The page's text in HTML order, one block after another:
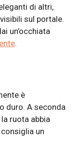
di altri,
sul portale.
un’occhiata
.
è
duro. A seconda
ruota abbia
un